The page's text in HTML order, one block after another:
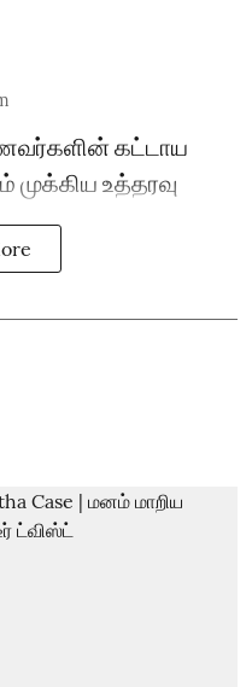
கட்டாய
முக்கிய உத்தரவு